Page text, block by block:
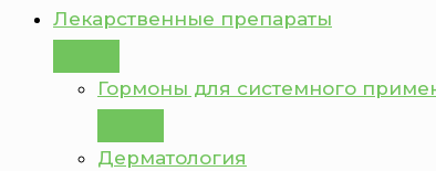
Лекарственные препараты
Гормоны для системного
Дерматология